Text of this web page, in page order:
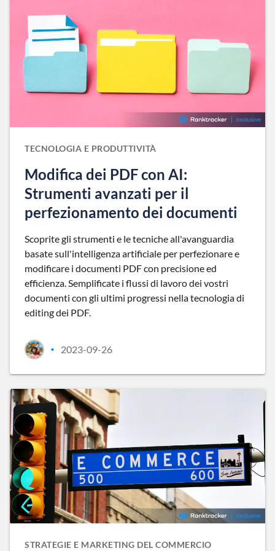
TECNOLOGIA E PRODUTTIVITÀ
Modifica dei PDF con AI:
Strumenti avanzati per il
perfezionamento dei documenti
Scoprite gli strumenti e le tecniche all'avanguardia
basate sull'intelligenza artificiale per perfezionare e
modificare i documenti PDF con precisione ed
efficienza. Semplificate i flussi di lavoro dei vostri
documenti con gli ultimi progressi nella tecnologia di
editing dei PDF.
• 2023-09-26
STRATEGIE E MARKETING DEL COMMERCIO